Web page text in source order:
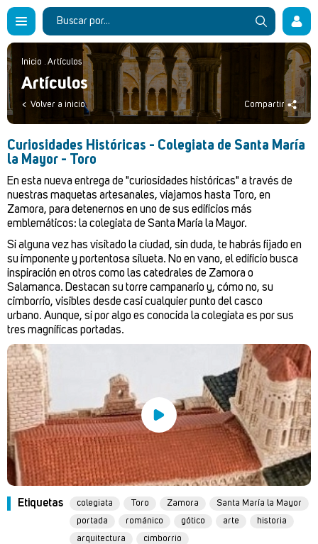
Inicio . Artículos
Artículos
Volver a inicio Compartir
Curiosidades Históricas - Colegiata de Santa María
la Mayor - Toro
En esta nueva entrega de "curiosidades históricas" a través de
nuestras maquetas artesanales, viajamos hasta Toro, en
Zamora, para detenernos en uno de sus edificios más
emblemáticos: la colegiata de Santa María la Mayor.
Si alguna vez has visitado la ciudad, sin duda, te habrás fijado en
su imponente y portentosa silueta. No en vano, el edificio busca
inspiración en otros como las catedrales de Zamora o
Salamanca. Destacan su torre campanario y, cómo no, su
cimborrio, visibles desde casi cualquier punto del casco
urbano. Aunque, si por algo es conocida la colegiata es por sus
tres magníficas portadas.
Etiquetas colegiata Toro Zamora
Santa María la Mayor
portada
románico gótico arte
historia
arquitectura
cimborrio